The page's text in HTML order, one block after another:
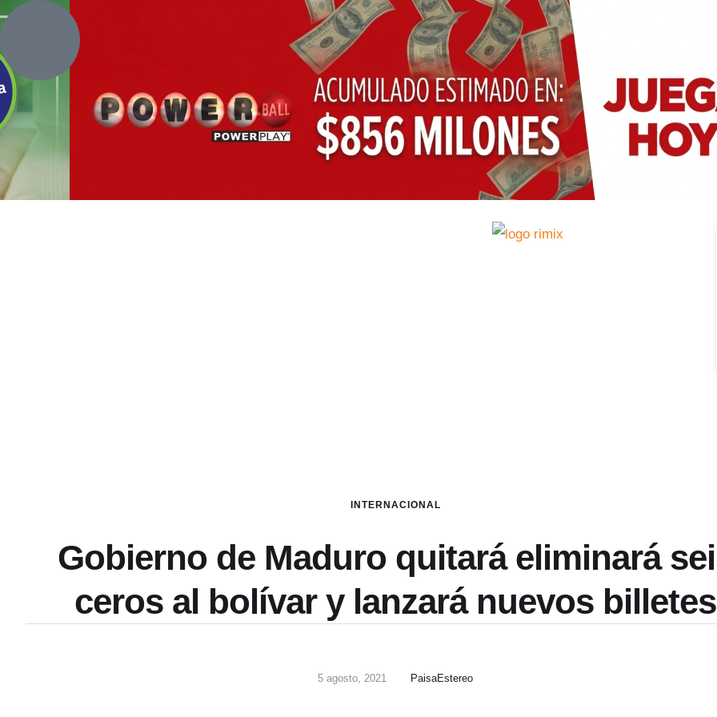
INTERNACIONAL
Gobierno de Maduro quitará eliminará
ceros al bolívar y lanzará nuevos billetes
5 agosto, 2021 PaisaEstereo